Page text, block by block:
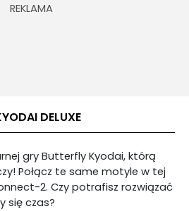
DELUXE
gry Butterfly Kyodai, którą
Połącz te same motyle w tej
2. Czy potrafisz rozwiązać
się czas?